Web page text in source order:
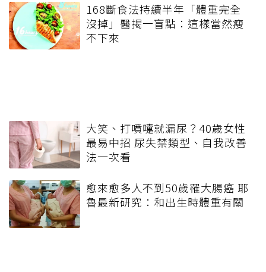
168斷食法持續半年「體重完全
沒掉」醫揭一盲點：這樣當然瘦
不下來
大笑、打噴嚏就漏尿？40歲女性
最易中招 尿失禁類型、自我改善
法一次看
愈來愈多人不到50歲罹大腸癌 耶
魯最新研究：和出生時體重有關